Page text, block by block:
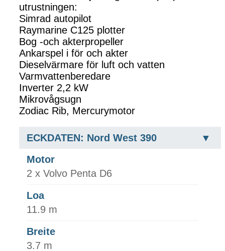
utrustningen:
Simrad autopilot
Raymarine C125 plotter
Bog -och akterpropeller
Ankarspel i för och akter
Dieselvärmare för luft och vatten
Varmvattenberedare
Inverter 2,2 kW
Mikrovågsugn
Zodiac Rib, Mercurymotor
ECKDATEN: Nord West 390
Motor
2 x Volvo Penta D6
Loa
11.9 m
Breite
3.7 m